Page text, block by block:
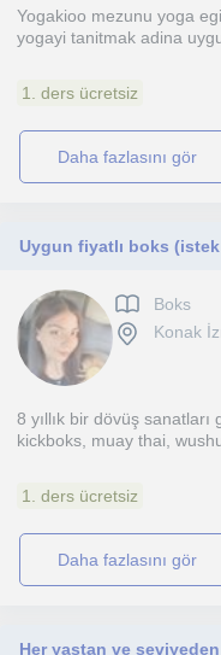
Yogakioo mezunu yoga
yogayi tanitmak adina
1. ders ücretsiz
daha fazlasını gör
Boks
Konak
8 yıllık bir dövüş
kickboks, muay thai,
1. ders ücretsiz
daha fazlasını gör